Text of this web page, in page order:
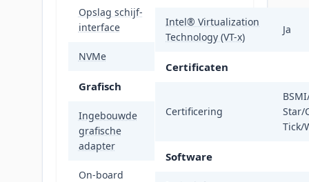
Opslag schijf-
interface
PCI Express
NVMe
Grafisch
Ingebouwde
grafische
adapter
On-board
Intel® Virtualization
Technology (VT-x)
Ja
Certificaten
Certificering
Star/
Tick/
Software